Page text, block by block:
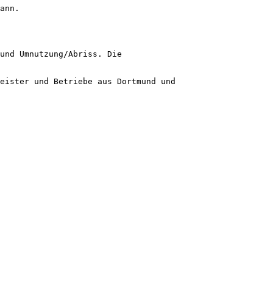
Umnutzung/Abriss. Die
und Betriebe aus Dortmund und